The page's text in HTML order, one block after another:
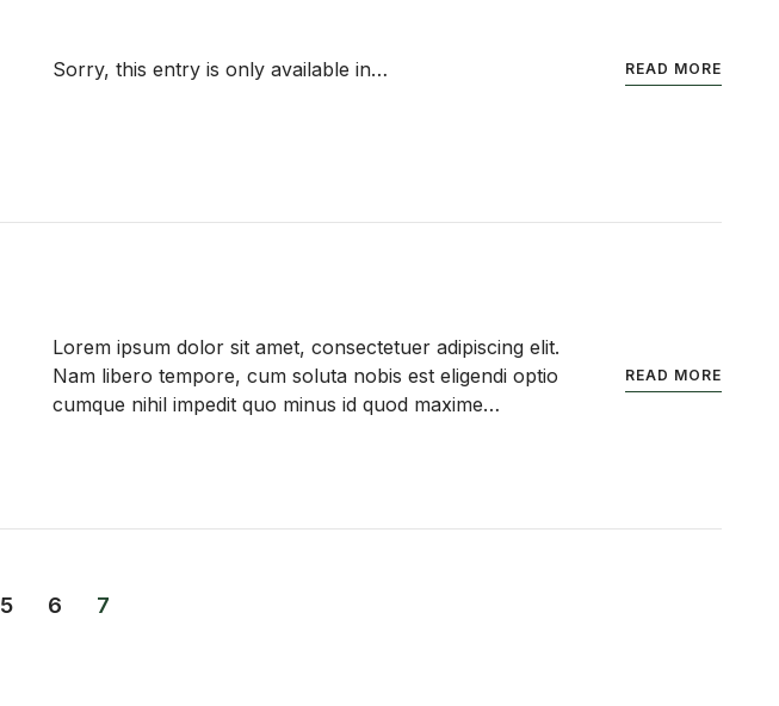
Sorry, this entry is only available in… READ MORE
Lorem ipsum dolor sit amet, consectetuer adipiscing elit.
Nam libero tempore, cum soluta nobis est eligendi optio
cumque nihil impedit quo minus id quod maxime…
READ MORE
5 6 7